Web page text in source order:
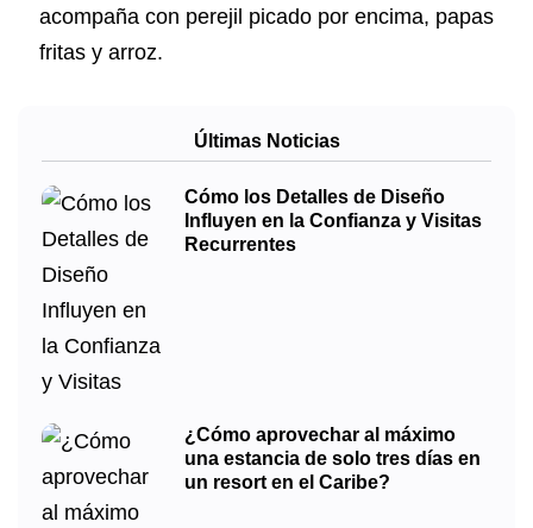
acompaña con perejil picado por encima, papas
fritas y arroz.
Últimas Noticias
Cómo los Detalles de Diseño
Influyen en la Confianza y Visitas
Recurrentes
¿Cómo aprovechar al máximo
una estancia de solo tres días en
un resort en el Caribe?